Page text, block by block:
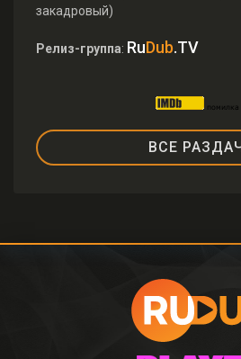
закадровый)
Релиз-группа: RuDub.TV
ВСЕ